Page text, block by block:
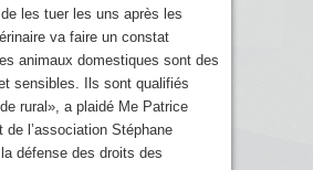
les tuer les uns après les
va faire un constat
animaux domestiques sont des
sensibles. Ils sont qualifiés
rural», a plaidé Me Patrice
de l’association Stéphane
défense des droits des